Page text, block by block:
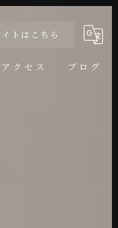
トはこちら
アクセス ブログ